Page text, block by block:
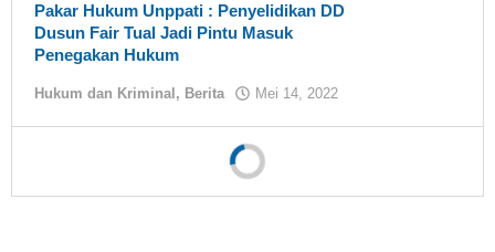
Pakar Hukum Unppati : Penyelidikan DD
Dusun Fair Tual Jadi Pintu Masuk
Penegakan Hukum
Hukum dan Kriminal , Berita Mei 14, 2022